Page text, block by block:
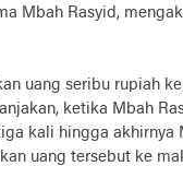
Mbah Rasyid,
uang seribu rupiah
ketika Mbah
kali hingga akhirnya
uang tersebut ke